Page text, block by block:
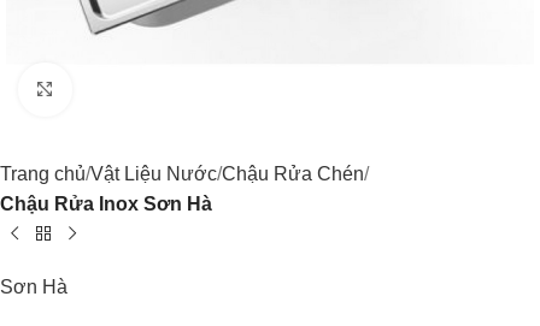
Trang chủ Vật Liệu Nước Chậu Rửa Chén
Chậu Rửa Inox Sơn Hà
Sơn Hà